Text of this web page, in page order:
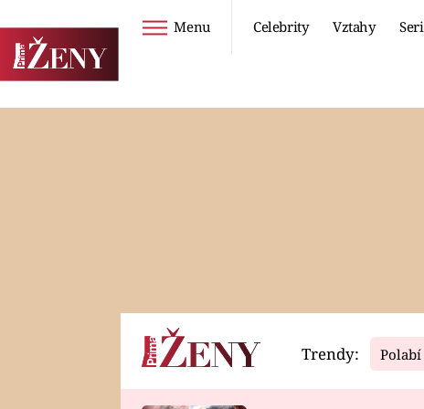
Menu Celebrity Vztahy
Horoskopy Video
Trendy: Polabí